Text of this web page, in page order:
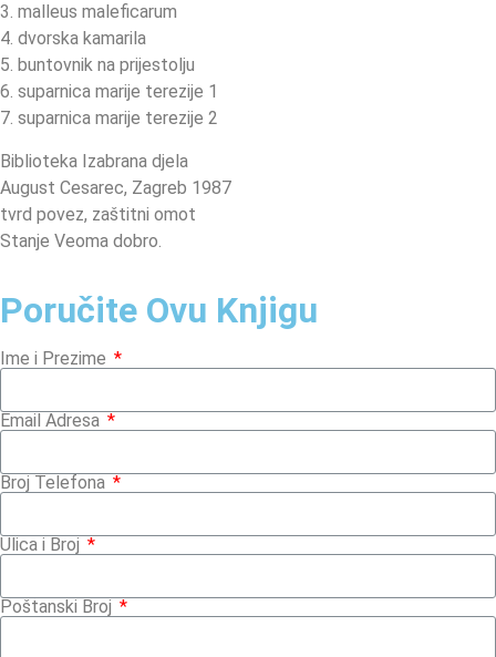
3. malleus maleficarum
4. dvorska kamarila
5. buntovnik na prijestolju
6. suparnica marije terezije 1
7. suparnica marije terezije 2
Biblioteka Izabrana djela
August Cesarec, Zagreb 1987
tvrd povez, zaštitni omot
Stanje Veoma dobro.
Poručite Ovu Knjigu
Ime i Prezime
Email Adresa
Broj Telefona
Ulica i Broj
Poštanski Broj